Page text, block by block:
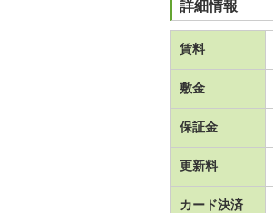
詳細情報
賃料
敷金
保証金
更新料
カード決済